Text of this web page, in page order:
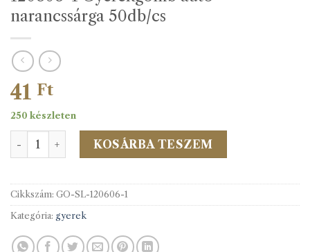
narancssárga 50db/cs
41 Ft
250 készleten
120606-1 Gyerekgomb autó narancssárga 50db/cs
KOSÁRBA TESZEM
Cikkszám: GO-SL-120606-1
Kategória: gyerek